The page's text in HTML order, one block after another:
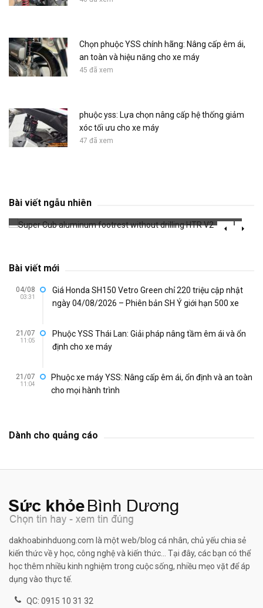
Chọn phuộc YSS chính hãng: Nâng cấp êm ái,
an toàn và hiệu năng cho xe máy
45 đã xem
phuộc yss: Lựa chọn nâng cấp hệ thống giảm
xóc tối ưu cho xe máy
47 đã xem
Bài viết ngẫu nhiên
HTR V2
688 đã xem
Bài viết mới
04/08
03:31
Giá Honda SH150 Vetro Green chỉ 220 triệu cập nhật
ngày 04/08/2026 – Phiên bản SH Ý giới hạn 500 xe
21/07
11:05
Phuộc YSS Thái Lan: Giải pháp nâng tầm êm ái và ổn
định cho xe máy
21/07
11:04
Phuộc xe máy YSS: Nâng cấp êm ái, ổn định và an toàn
cho mọi hành trình
Dành cho quảng cáo
dakhoabinhduong.com là một web/blog cá nhân, chủ yếu chia sẻ
kiến thức về y học, công nghệ và kiến thức... Tại đây, các bạn có thể
học thêm nhiều kinh nghiệm trong cuộc sống, nhiều mẹo vặt để áp
dụng vào thực tế.
QC: 0915 10 31 32